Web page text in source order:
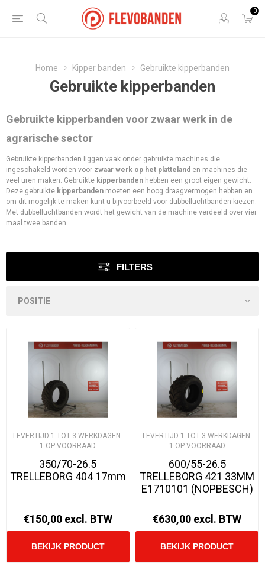
0
Home Kipper banden Gebruikte kipperbanden
Gebruikte kipperbanden
Gebruikte kipperbanden voor zwaar werk in de
agrarische sector
Gebruikte kipperbanden liggen vaak onder gebruikte machines die
ingeschakeld worden voor zwaar werk op het platteland en machines die
veel uren maken. Gebruikte kipperbanden hebben een groot eigen gewicht.
Deze gebruikte kipperbanden moeten een hoog draagvermogen hebben en
om dit mogelijk te maken kunt u bijvoorbeeld voor dubbelluchtbanden kiezen.
Met dubbelluchtbanden wordt het gewicht van de machine verdeeld over vier
maal twee banden.
FILTERS
LEVERTIJD 1 TOT 3 WERKDAGEN.
1 OP VOORRAAD
350/70-26.5
TRELLEBORG 404 17mm
€150,00 excl. BTW
LEVERTIJD 1 TOT 3 WERKDAGEN.
1 OP VOORRAAD
600/55-26.5
TRELLEBORG 421 33MM
E1710101 (NOPBESCH)
€630,00 excl. BTW